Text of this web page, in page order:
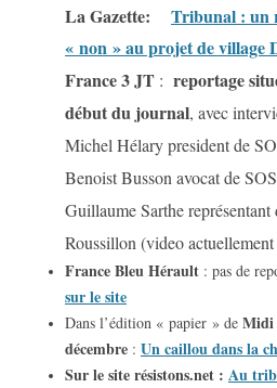
La Gazette: Tribunal : un
« non » au projet de village
France 3 JT : reportage
début du journal, avec
Michel Hélary president de
Benoist Busson avocat de
Guillaume Sarthe
Roussillon (video
France Bleu Hérault : pas de
sur le site
Dans l’édition « papier » de Midi
décembre : Un caillou dans la
Sur le site résistons.net : Au